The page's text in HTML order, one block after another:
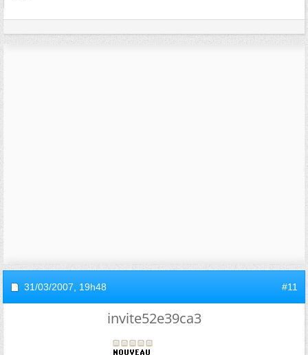
31/03/2007, 19h48 #11
invite52e39ca3